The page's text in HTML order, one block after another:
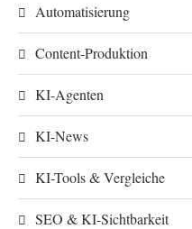
Automatisierung
Content-Produktion
KI-Agenten
KI-News
KI-Tools & Vergleiche
SEO & KI-Sichtbarkeit